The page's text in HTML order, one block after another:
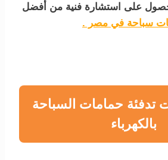
على استشارة فنية من أفضل
سباحة في مصر .
تدفئة حمامات السباحة
بالكهرباء